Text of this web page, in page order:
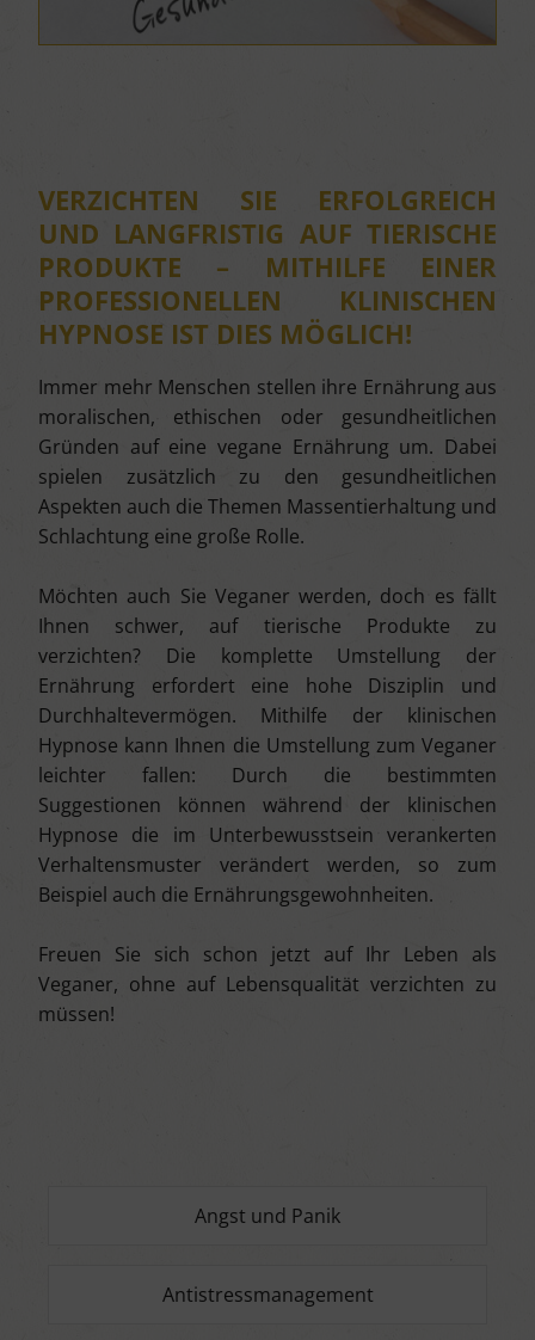
VERZICHTEN SIE ERFOLGREICH
UND LANGFRISTIG AUF TIERISCHE
PRODUKTE – MITHILFE EINER
PROFESSIONELLEN KLINISCHEN
HYPNOSE IST DIES MÖGLICH!
Immer mehr Menschen stellen ihre Ernährung aus
moralischen, ethischen oder gesundheitlichen
Gründen auf eine vegane Ernährung um. Dabei
spielen zusätzlich zu den gesundheitlichen
Aspekten auch die Themen Massentierhaltung und
Schlachtung eine große Rolle.
Möchten auch Sie Veganer werden, doch es fällt
Ihnen schwer, auf tierische Produkte zu
verzichten? Die komplette Umstellung der
Ernährung erfordert eine hohe Disziplin und
Durchhaltevermögen. Mithilfe der klinischen
Hypnose kann Ihnen die Umstellung zum Veganer
leichter fallen: Durch die bestimmten
Suggestionen können während der klinischen
Hypnose die im Unterbewusstsein verankerten
Verhaltensmuster verändert werden, so zum
Beispiel auch die Ernährungsgewohnheiten.
Freuen Sie sich schon jetzt auf Ihr Leben als
Veganer, ohne auf Lebensqualität verzichten zu
müssen!
Angst und Panik
Antistressmanagement